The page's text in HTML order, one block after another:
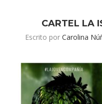
CARTEL LA
Escrito por Carolina